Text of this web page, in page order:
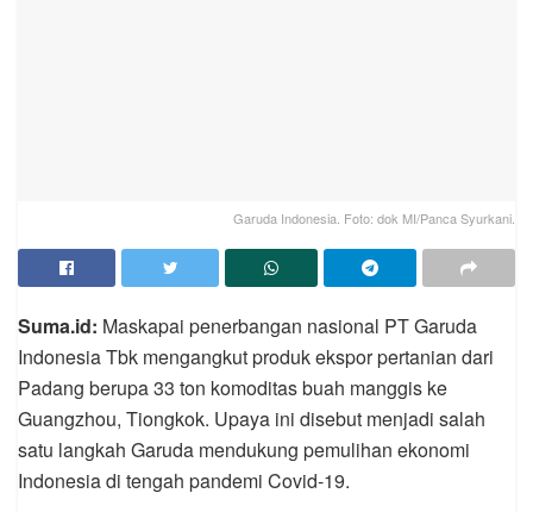
Garuda Indonesia. Foto: dok MI/Panca Syurkani.
Suma.id: Maskapai penerbangan nasional PT Garuda
Indonesia Tbk mengangkut produk ekspor pertanian dari
Padang berupa 33 ton komoditas buah manggis ke
Guangzhou, Tiongkok. Upaya ini disebut menjadi salah
satu langkah Garuda mendukung pemulihan ekonomi
Indonesia di tengah pandemi Covid-19.